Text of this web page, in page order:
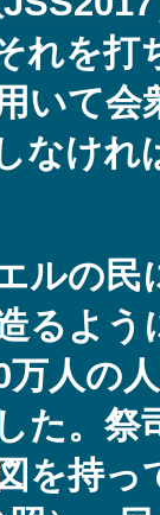
れを打
いて会
なけれ
ルの民
るよう
人の
た。祭
を持っ